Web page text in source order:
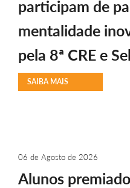
participam de
mentalidade
pela 8ª CRE e
SAIBA MAIS
06 de Agosto de 2026
Alunos